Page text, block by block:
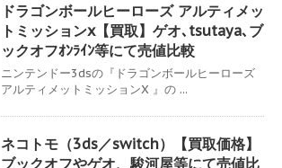
ドラゴンボールヒーローズ アルティメッ
トミッションx【買取】ゲオ､tsutaya､ブ
ックオフｵﾝﾗｲﾝ等にて売値比較
ニンテンドー3dsの『ドラゴンボールヒーローズ
アルティメットミッションX 』の ...
ネコトモ（3ds／switch）【買取価格】
ブックオフやゲオ、駿河屋等にて売値比